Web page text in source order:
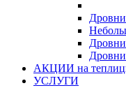
АКЦИИ на
УСЛУГИ